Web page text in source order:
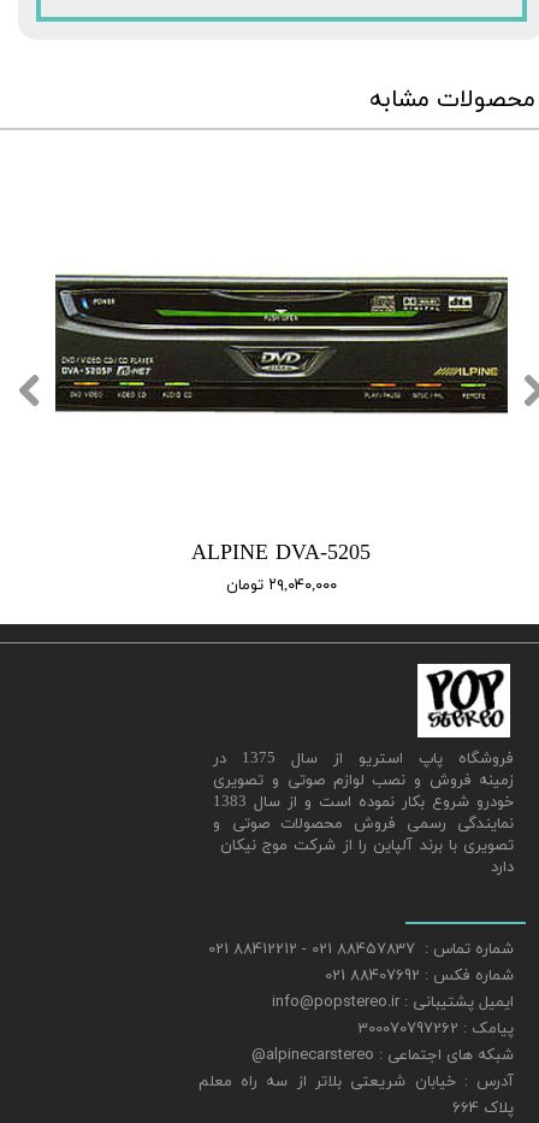
محصولات مشابه
ALPINE DVA-5205
۲۹,۰۴۰,۰۰۰ تومان
​فروشگاه پاپ استریو از سال 1375 در
زمینه فروش و نصب لوازم صوتی و تصویری
خودرو شروع بکار نموده است و از سال 1383
نمایندگی رسمی فروش محصولات صوتی و
تصویری با برند آلپاین را از شرکت موج نیکان
دارد
شماره تماس : 88457837 021 - 88412212 021
شماره فکس : 88407692 021
ایمیل پشتیبانی : info@popstereo.ir
پیامک : 300070797262
شبکه های اجتماعی : alpinecarstereo@
​​​​​​​آدرس : خیابان شریعتی بلاتر از سه راه معلم
پلاک 664